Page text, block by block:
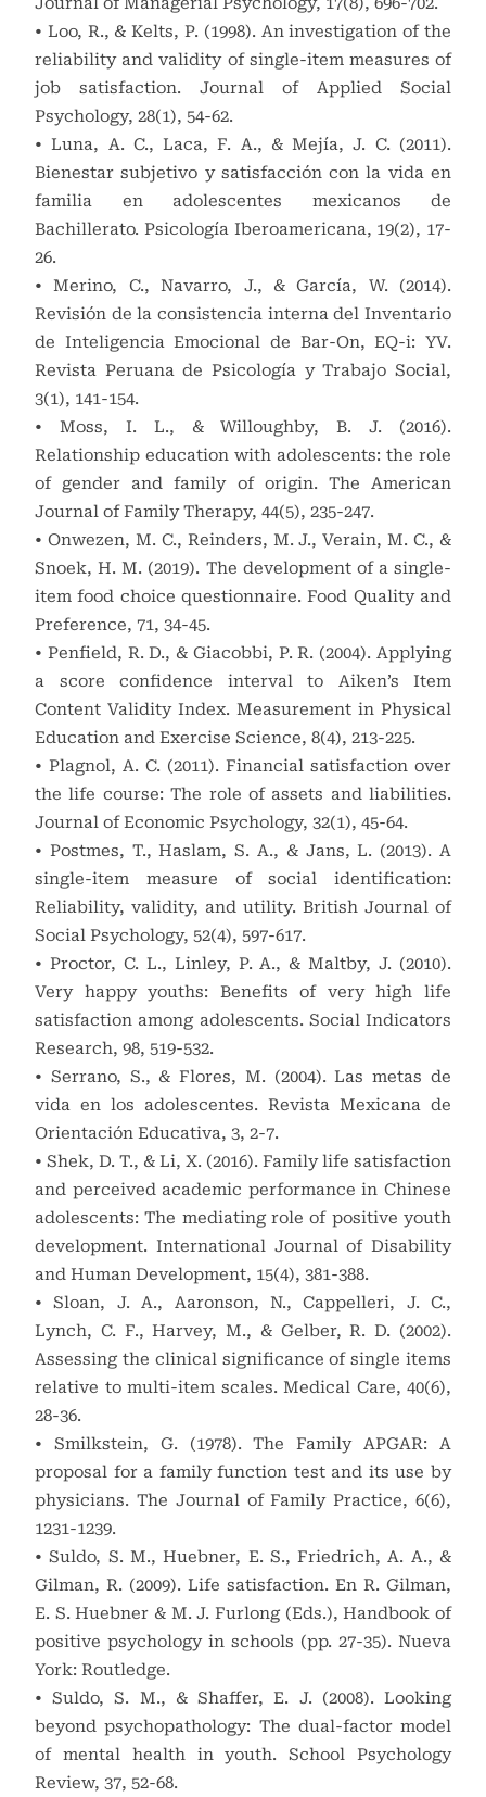
• Loo, R., & Kelts, P. (1998). An investigation of the
reliability and validity of single-item measures of
job satisfaction. Journal of Applied Social
Psychology, 28(1), 54-62.
• Luna, A. C., Laca, F. A., & Mejía, J. C. (2011).
Bienestar subjetivo y satisfacción con la vida en
familia en adolescentes mexicanos de
Bachillerato. Psicología Iberoamericana, 19(2), 17-
26.
• Merino, C., Navarro, J., & García, W. (2014).
Revisión de la consistencia interna del Inventario
de Inteligencia Emocional de Bar-On, EQ-i: YV.
Revista Peruana de Psicología y Trabajo Social,
3(1), 141-154.
• Moss, I. L., & Willoughby, B. J. (2016).
Relationship education with adolescents: the role
of gender and family of origin. The American
Journal of Family Therapy, 44(5), 235-247.
• Onwezen, M. C., Reinders, M. J., Verain, M. C., &
Snoek, H. M. (2019). The development of a single-
item food choice questionnaire. Food Quality and
Preference, 71, 34-45.
• Penfield, R. D., & Giacobbi, P. R. (2004). Applying
a score confidence interval to Aiken’s Item
Content Validity Index. Measurement in Physical
Education and Exercise Science, 8(4), 213-225.
• Plagnol, A. C. (2011). Financial satisfaction over
the life course: The role of assets and liabilities.
Journal of Economic Psychology, 32(1), 45-64.
• Postmes, T., Haslam, S. A., & Jans, L. (2013). A
single-item measure of social identification:
Reliability, validity, and utility. British Journal of
Social Psychology, 52(4), 597-617.
• Proctor, C. L., Linley, P. A., & Maltby, J. (2010).
Very happy youths: Benefits of very high life
satisfaction among adolescents. Social Indicators
Research, 98, 519-532.
• Serrano, S., & Flores, M. (2004). Las metas de
vida en los adolescentes. Revista Mexicana de
Orientación Educativa, 3, 2-7.
• Shek, D. T., & Li, X. (2016). Family life satisfaction
and perceived academic performance in Chinese
adolescents: The mediating role of positive youth
development. International Journal of Disability
and Human Development, 15(4), 381-388.
• Sloan, J. A., Aaronson, N., Cappelleri, J. C.,
Lynch, C. F., Harvey, M., & Gelber, R. D. (2002).
Assessing the clinical significance of single items
relative to multi-item scales. Medical Care, 40(6),
28-36.
• Smilkstein, G. (1978). The Family APGAR: A
proposal for a family function test and its use by
physicians. The Journal of Family Practice, 6(6),
1231-1239.
• Suldo, S. M., Huebner, E. S., Friedrich, A. A., &
Gilman, R. (2009). Life satisfaction. En R. Gilman,
E. S. Huebner & M. J. Furlong (Eds.), Handbook of
positive psychology in schools (pp. 27-35). Nueva
York: Routledge.
• Suldo, S. M., & Shaffer, E. J. (2008). Looking
beyond psychopathology: The dual-factor model
of mental health in youth. School Psychology
Review, 37, 52-68.